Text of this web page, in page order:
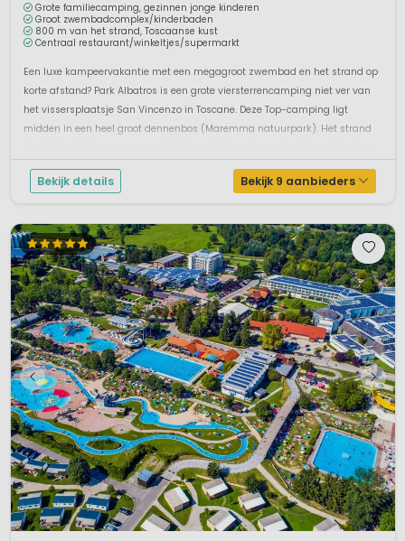
Grote familiecamping, gezinnen jonge kinderen
Groot zwembadcomplex/kinderbaden
800 m van het strand, Toscaanse kust
Centraal restaurant/winkeltjes/supermarkt
Een luxe kampeervakantie met een megagroot zwembad en het strand op
korte afstand? Park Albatros is een grote viersterrencamping niet ver van
het vissersplaatsje San Vincenzo in Toscane. Deze Top-camping ligt
midden in een heel groot dennenbos (Maremma natuurpark). Het strand
Bekijk details Bekijk 9 aanbieders